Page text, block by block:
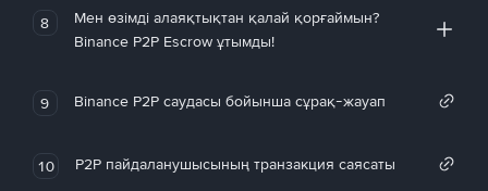
8
Мен өзімді алаяқтықтан қалай қорғаймын?
Binance P2P Escrow ұтымды!
9 Binance P2P саудасы бойынша сұрақ-жауап
10 P2P пайдаланушысының транзакция саясаты